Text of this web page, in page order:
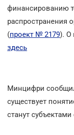
финансированию
распространения
(проект № 2179). О
здесь
Минцифри
существует
станут